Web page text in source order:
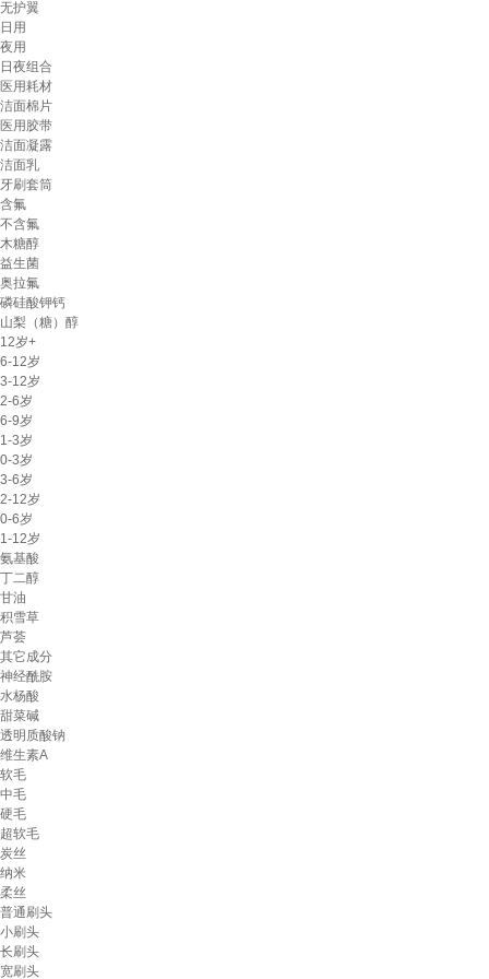
无护翼
日用
夜用
日夜组合
医用耗材
洁面棉片
医用胶带
洁面凝露
洁面乳
牙刷套筒
含氟
不含氟
木糖醇
益生菌
奥拉氟
磷硅酸钾钙
‌山梨（糖）醇
12岁+
6-12岁
3-12岁
2-6岁
6-9岁
1-3岁
0-3岁
3-6岁
2-12岁
0-6岁
1-12岁
氨基酸
丁二醇
甘油
积雪草
芦荟
其它成分
神经酰胺
水杨酸
甜菜碱
透明质酸钠
维生素A
软毛
中毛
硬毛
超软毛
炭丝
纳米
柔丝
普通刷头
小刷头
长刷头
宽刷头